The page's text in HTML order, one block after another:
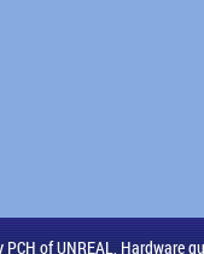
of UNREAL, Hardware